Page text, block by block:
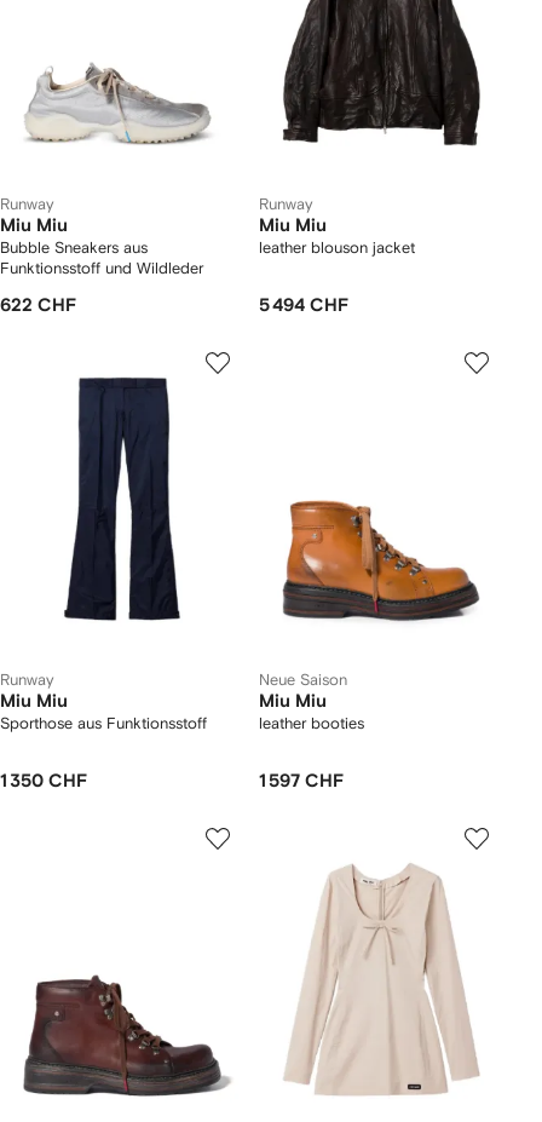
Runway
Miu Miu
Bubble Sneakers aus
Funktionsstoff und Wildleder
622 CHF
Runway
Miu Miu
leather blouson jacket
5 494 CHF
Runway
Miu Miu
Sporthose aus Funktionsstoff
1 350 CHF
Neue Saison
Miu Miu
leather booties
1 597 CHF